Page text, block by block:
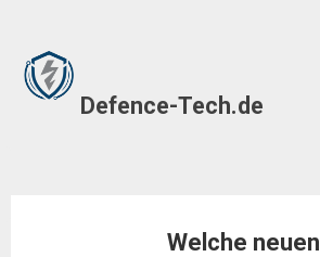
Skip
to
content
Defence-Tech.de
Welche neuen